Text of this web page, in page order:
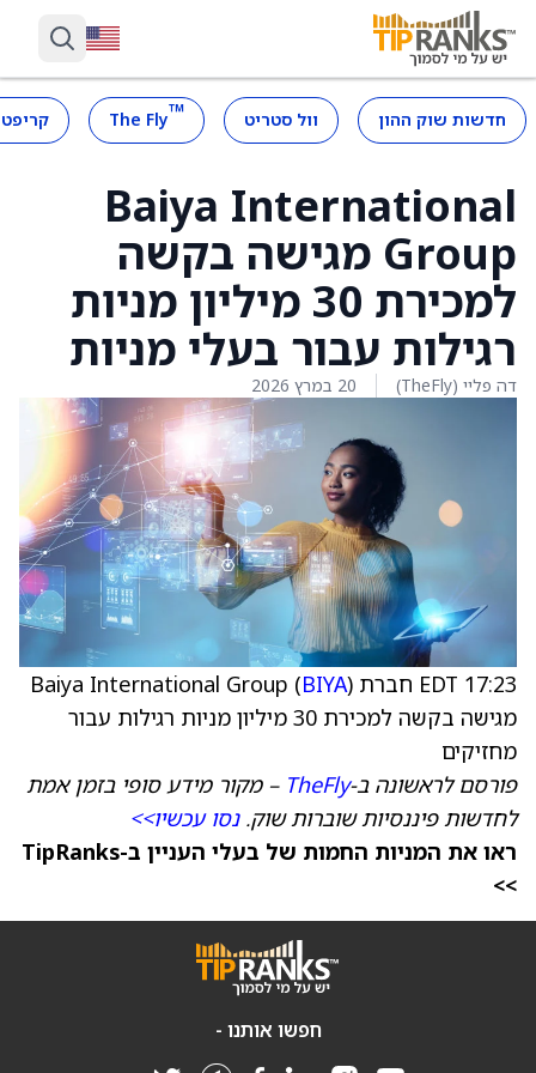
חדשות שוק ההון וול סטריט ™
The Fly
Baiya International
Group מגישה בקשה
למכירת 30 מיליון מניות
רגילות עבור בעלי מניות
דה פליי (TheFly) 20 במרץ 2026
17:23 EDT חברת Baiya International Group ( BIYA)
מגישה בקשה למכירת 30 מיליון מניות רגילות עבור
מחזיקים
פורסם לראשונה ב-TheFly – מקור מידע סופי בזמן אמת
לחדשות פיננסיות שוברות שוק.נסו עכשיו>>
ראו את המניות החמות של בעלי העניין ב-TipRanks
>>
חפשו אותנו -